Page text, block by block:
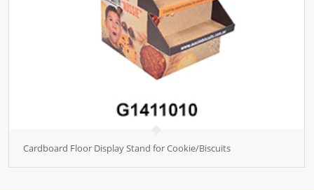
Cardboard Floor Display Stand for Cookie/Biscuits